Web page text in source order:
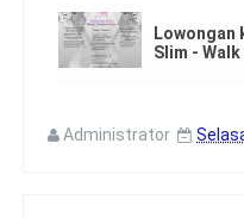
Lowongan
Slim -
Administrator